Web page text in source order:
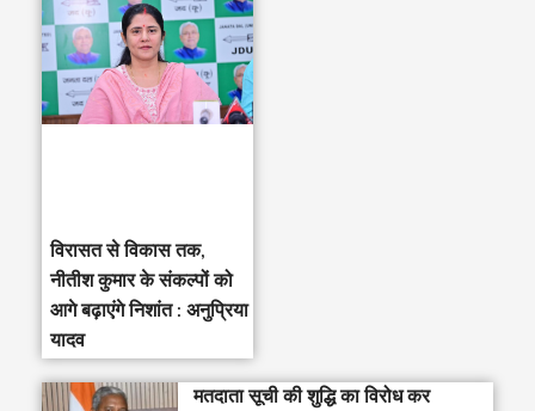
विरासत से विकास तक,
नीतीश कुमार के संकल्पों को
आगे बढ़ाएंगे निशांत : अनुप्रिया
यादव
मतदाता सूची की शुद्धि का विरोध कर